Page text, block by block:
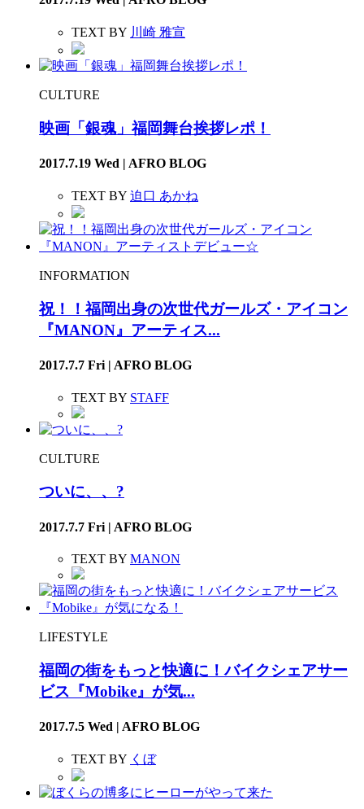
TEXT BY 川崎 雅宣
CULTURE
映画「銀魂」福岡舞台挨拶レポ！
2017.7.19 Wed | AFRO BLOG
TEXT BY 迫口 あかね
INFORMATION
祝！！福岡出身の次世代ガールズ・アイコン
『MANON』アーティス...
2017.7.7 Fri | AFRO BLOG
TEXT BY STAFF
CULTURE
ついに、、?
2017.7.7 Fri | AFRO BLOG
TEXT BY MANON
LIFESTYLE
福岡の街をもっと快適に！バイクシェアサー
ビス『Mobike』が気...
2017.7.5 Wed | AFRO BLOG
TEXT BY くぼ